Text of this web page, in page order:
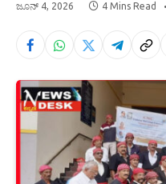
ಜೂನ್ 4, 2026 4 Mins Read